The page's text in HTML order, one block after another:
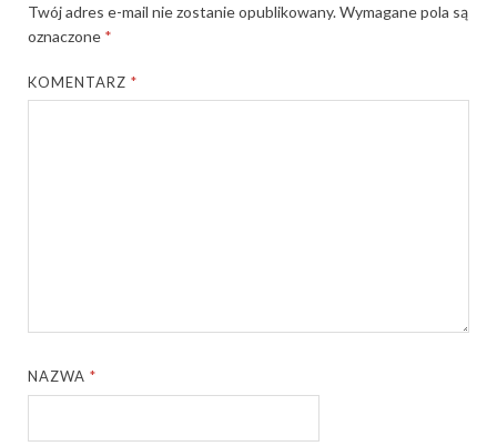
Twój adres e-mail nie zostanie opublikowany.Wymagane pola są
oznaczone *
KOMENTARZ*
NAZWA*